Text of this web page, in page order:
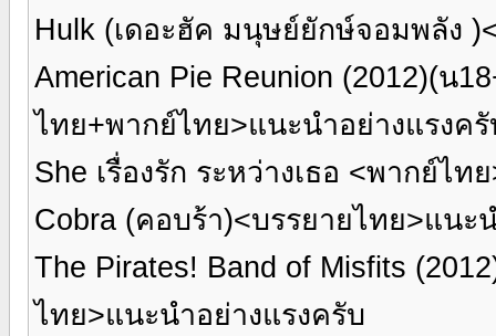
Hulk (เดอะฮัค มนุษย์ยักษ์จอมพลัง
American Pie Reunion (2012)(น
ไทย+พากย์ไทย>แนะนำอย่างแรงค
She เรื่องรัก ระหว่างเธอ <พากย์ไ
Cobra (คอบร้า)<บรรยายไทย>แนะ
The Pirates! Band of Misfits
ไทย>แนะนำอย่างแรงครับ